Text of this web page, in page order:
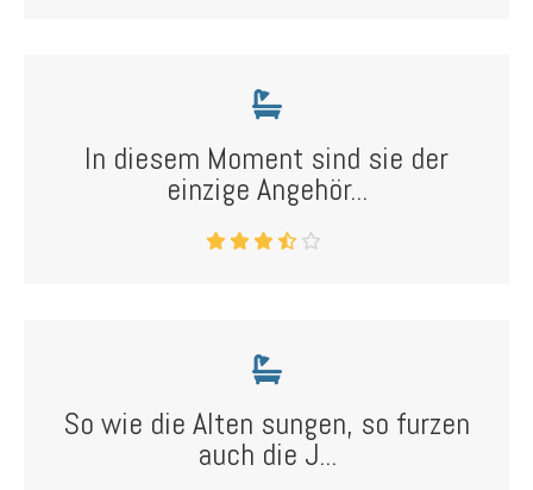
In diesem Moment sind sie der
einzige Angehör...
So wie die Alten sungen, so furzen
auch die J...